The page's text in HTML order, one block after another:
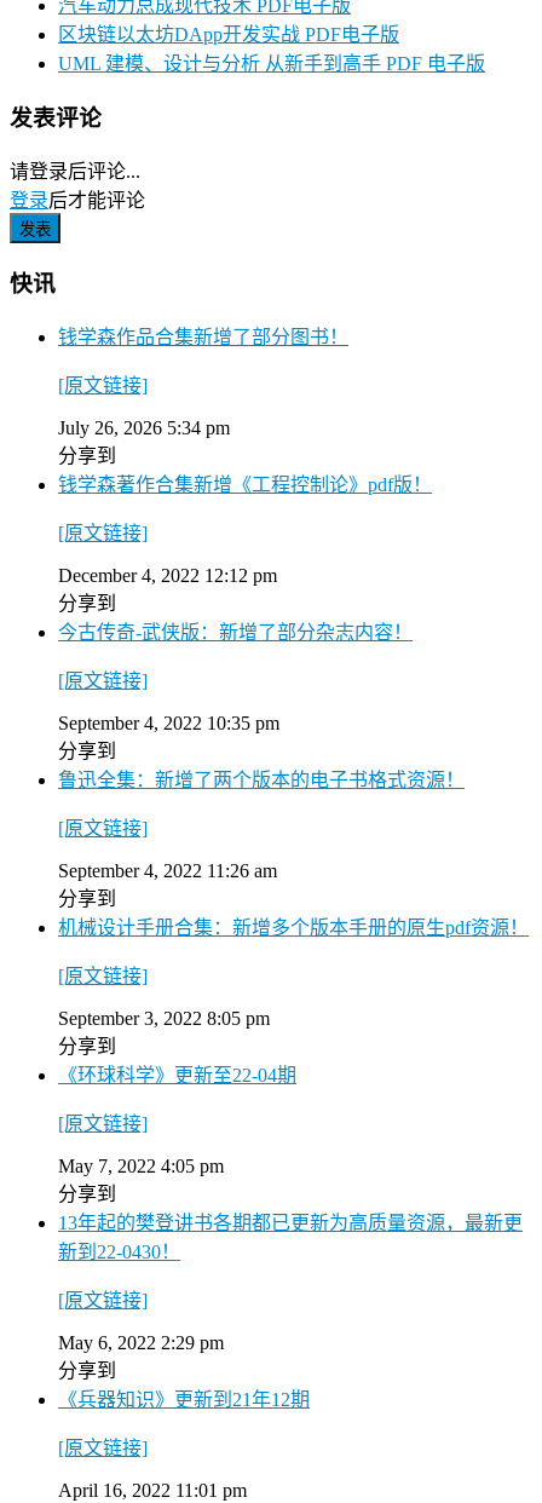
汽车动力总成现代技术 PDF电子版
区块链以太坊DApp开发实战 PDF电子版
UML 建模、设计与分析 从新手到高手 PDF 电子版
发表评论
请登录后评论...
登录后才能评论
快讯
钱学森作品合集新增了部分图书！
[原文链接]
July 26, 2026 5:34 pm
分享到
钱学森著作合集新增《工程控制论》pdf版！
[原文链接]
December 4, 2022 12:12 pm
分享到
今古传奇-武侠版：新增了部分杂志内容！
[原文链接]
September 4, 2022 10:35 pm
分享到
鲁迅全集：新增了两个版本的电子书格式资源！
[原文链接]
September 4, 2022 11:26 am
分享到
机械设计手册合集：新增多个版本手册的原生pdf资源！
[原文链接]
September 3, 2022 8:05 pm
分享到
《环球科学》更新至22-04期
[原文链接]
May 7, 2022 4:05 pm
分享到
13年起的樊登讲书各期都已更新为高质量资源，最新更
新到22-0430！
[原文链接]
May 6, 2022 2:29 pm
分享到
《兵器知识》更新到21年12期
[原文链接]
April 16, 2022 11:01 pm